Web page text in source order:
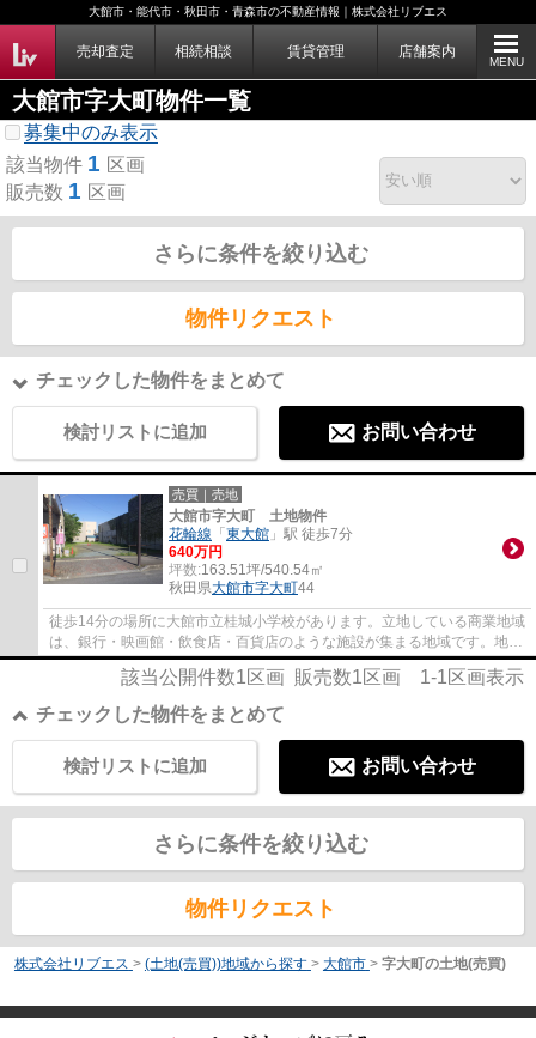
大館市・能代市・秋田市・青森市の不動産情報｜株式会社リブエス
売却査定 相続相談 賃貸管理 店舗案内
MENU
大館市字大町物件一覧
募集中のみ表示
該当物件 1 区画
販売数 1 区画
さらに条件を絞り込む
物件リクエスト
チェックした物件をまとめて
検討リストに追加 お問い合わせ
売買｜売地
大館市字大町 土地物件
花輪線 「 東大館 」駅 徒歩7分
640万円
坪数:163.51坪/540.54㎡
秋田県大館市字大町44
徒歩14分の場所に大館市立桂城小学校があります。立地している商業地域
は、銀行・映画館・飲食店・百貨店のような施設が集まる地域です。地域
の生活情報も不動産情報もまとめて当社に...
該当公開件数1区画 販売数1区画 1-1区画表示
チェックした物件をまとめて
お問い合わせ
検討リストに追加
さらに条件を絞り込む
物件リクエスト
株式会社リブエス > (土地(売買))地域から探す > 大館市 > 字大町の土地(売買)